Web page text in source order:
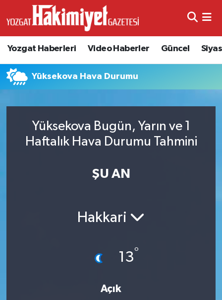
Yozgat Haberleri Video Haberler Güncel
Yüksekova Hava Durumu
Yüksekova Bugün, Yarın ve 1
Haftalık Hava Durumu Tahmini
ŞU AN
Hakkari
13°
Açık